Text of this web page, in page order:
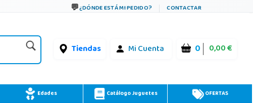
¿DÓNDE ESTÁ MI PEDIDO? CONTACTAR
Tiendas Mi Cuenta 0 0,00 €
Edades Catálogo Juguetes OFERTAS